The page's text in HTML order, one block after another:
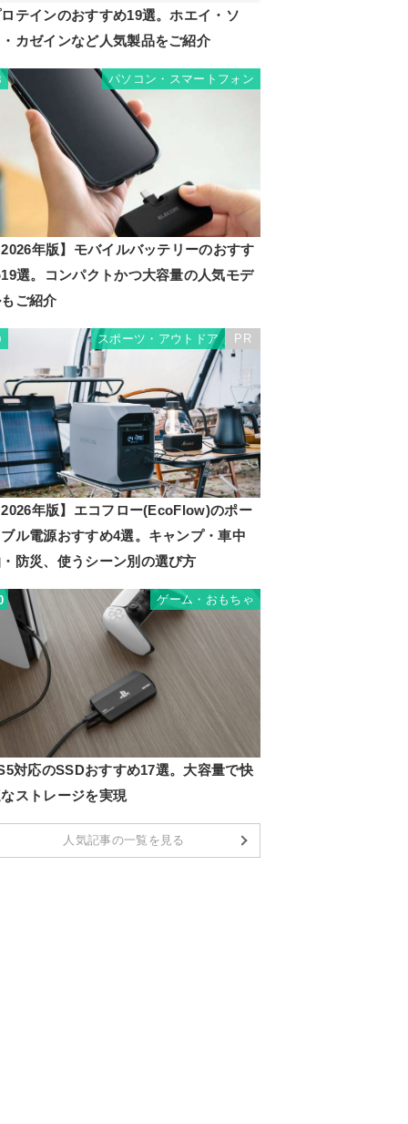
テインのおすすめ19選。ホエイ・ソ
カゼインなど人気製品をご紹介
パソコン・スマートフォン
年版】モバイルバッテリーのおすす
選。コンパクトかつ大容量の人気モデ
ご紹介
スポーツ・アウトドア PR
年版】エコフロー(EcoFlow)のポー
ル電源おすすめ4選。キャンプ・車中
防災、使うシーン別の選び方
ゲーム・おもちゃ
対応のSSDおすすめ17選。大容量で快
ストレージを実現
人気記事の一覧を見る